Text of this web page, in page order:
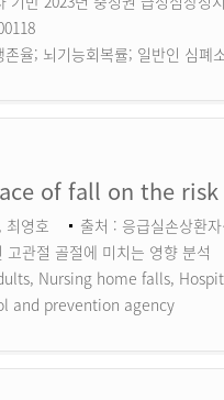
율; 뇌기능회복률; 일반인 심폐
of fall on the
최영호 출처 : 응급실손상환
관절 골절에 미치는 영향 분석
Nursing home falls,
and prevention agency